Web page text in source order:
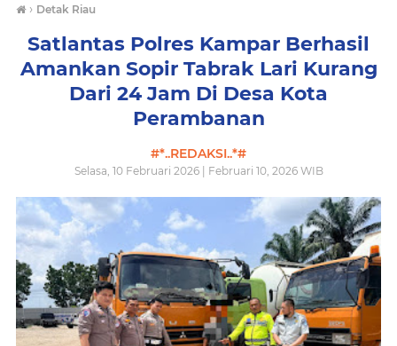
› Detak Riau
Satlantas Polres Kampar Berhasil
Amankan Sopir Tabrak Lari Kurang
Dari 24 Jam Di Desa Kota
Perambanan
#*..REDAKSI..*#
Selasa, 10 Februari 2026 | Februari 10, 2026 WIB